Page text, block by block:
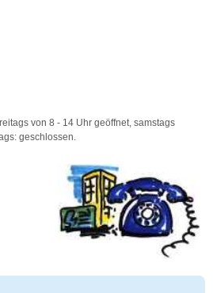
von 8 - 14 Uhr geöffnet, samstags
geschlossen.